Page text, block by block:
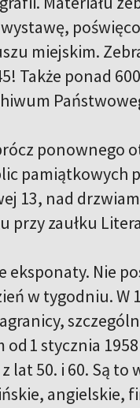
miejskim.
Także ponad
ponownego
pamiątkowych
13, nad
przy zaułku
Nie
w tygodniu. W
1 stycznia
lat 50. i 60. Są
angielskie,